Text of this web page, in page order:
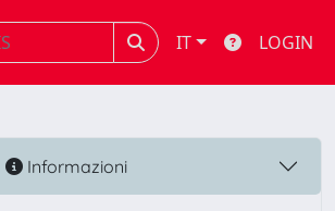
IT LOGIN
Informazioni